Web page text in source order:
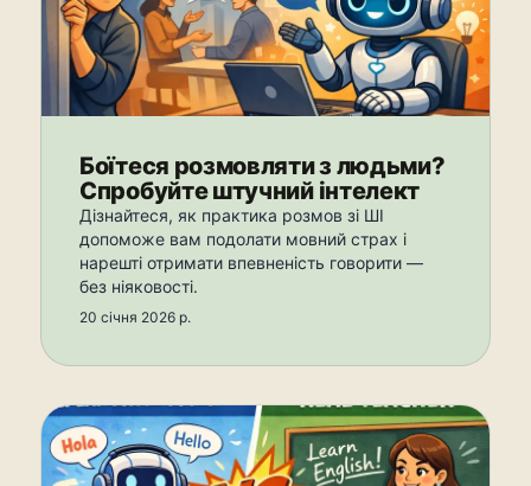
Боїтеся розмовляти з людьми?
Спробуйте штучний інтелект
Дізнайтеся, як практика розмов зі ШІ
допоможе вам подолати мовний страх і
нарешті отримати впевненість говорити —
без ніяковості.
20 січня 2026 р.